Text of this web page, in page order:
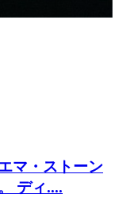
マ・ストーン
ディ....